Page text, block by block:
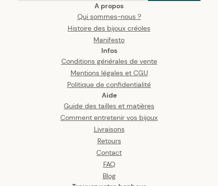
A propos
Qui sommes-nous ?
Histoire des bijoux créoles
Manifesto
Infos
Conditions générales de vente
Mentions légales et CGU
Politique de confidentialité
Aide
Guide des tailles et matières
Comment entretenir vos bijoux
Livraisons
Retours
Contact
FAQ
Blog